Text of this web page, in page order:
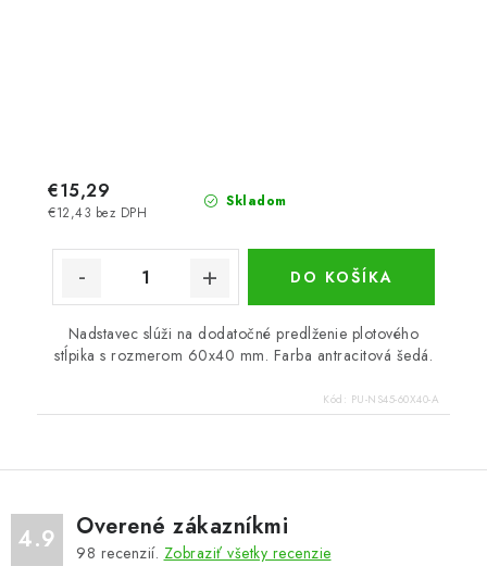
Skladom
€12,43 bez DPH
€15,29
DO KOŠÍKA
Nadstavec slúži na dodatočné predlženie plotového
stĺpika s rozmerom 60x40 mm. Farba antracitová šedá.
Kód: PU-NS45-60X40-A
4.9 Overené zákazníkmi
98 recenzií. Zobraziť všetky recenzie